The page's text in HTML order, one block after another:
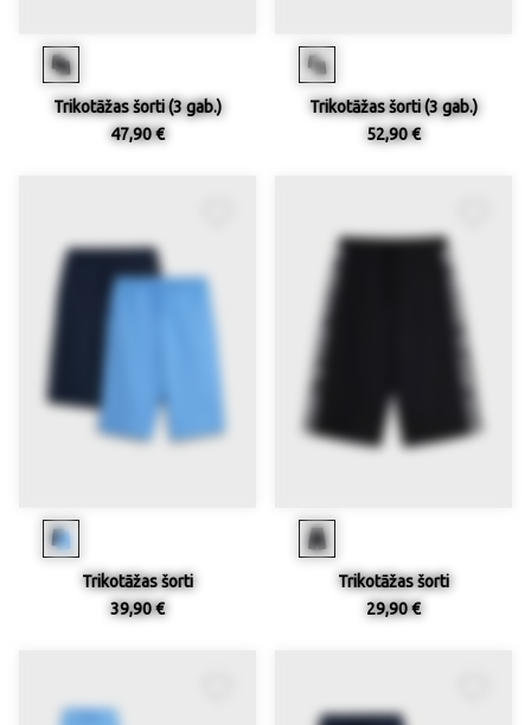
Trikotāžas šorti (3 gab.)
47,90 €
Trikotāžas šorti (3 gab.)
52,90 €
Trikotāžas šorti
39,90 €
Trikotāžas šorti
29,90 €